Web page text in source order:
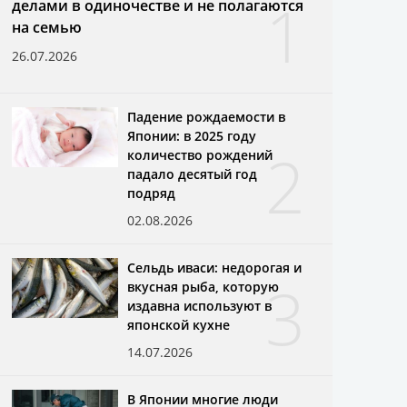
1
делами в одиночестве и не полагаются
на семью
26.07.2026
2
Падение рождаемости в
Японии: в 2025 году
количество рождений
падало десятый год
подряд
02.08.2026
3
Сельдь иваси: недорогая и
вкусная рыба, которую
издавна используют в
японской кухне
14.07.2026
В Японии многие люди